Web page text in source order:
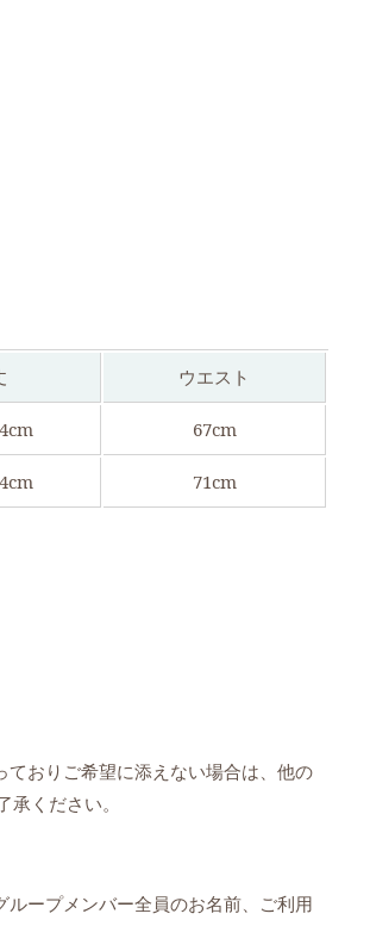
ウエスト
67cm
71cm
おりご希望に添えない場合は、他の
ください。
ープメンバー全員のお名前、ご利用